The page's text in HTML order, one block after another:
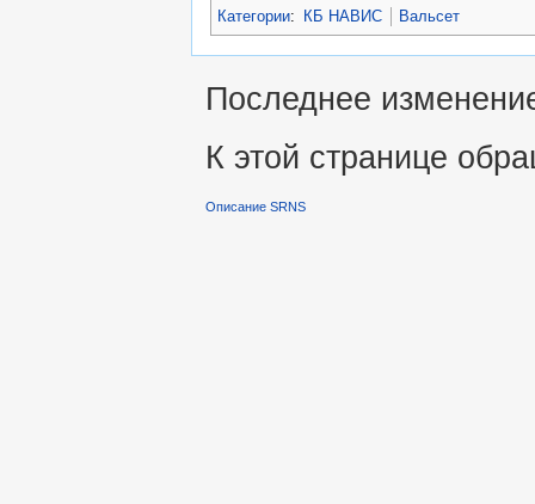
Категории: КБ НАВИС Вальсет
Последнее
К этой странице
Описание SRNS